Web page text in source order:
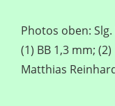
Photos oben:
(1) BB 1,3 mm;
Matthias